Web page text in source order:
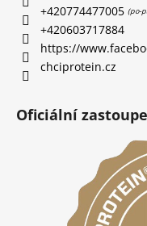
+420774477005
+420603717884
https://
chciprotein.cz
Oficiální